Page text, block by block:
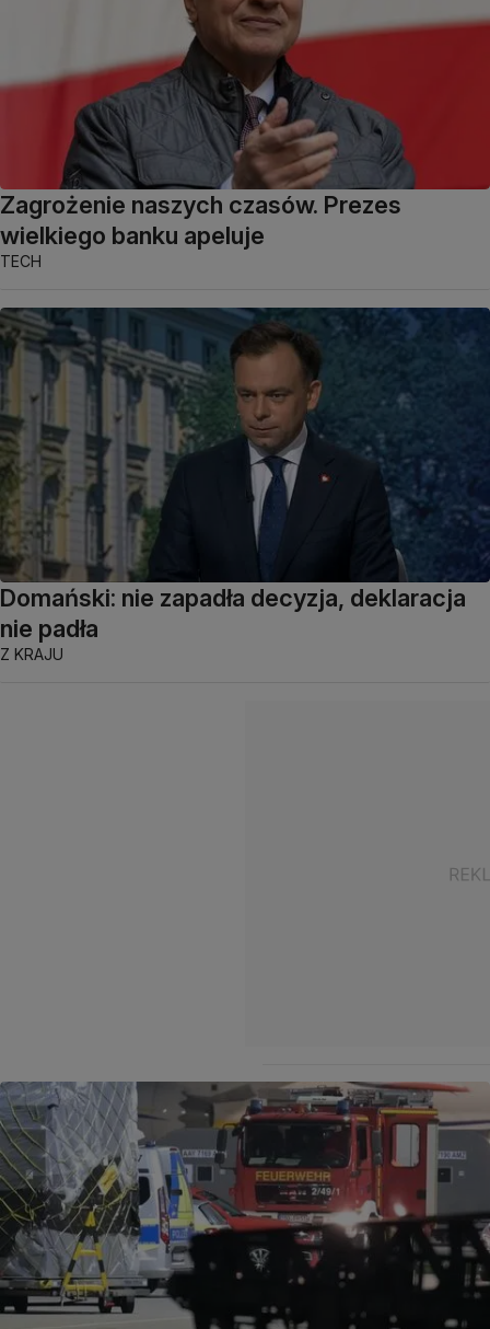
Zagrożenie naszych czasów. Prezes
wielkiego banku apeluje
TECH
Domański: nie zapadła decyzja, deklaracja
nie padła
Z KRAJU